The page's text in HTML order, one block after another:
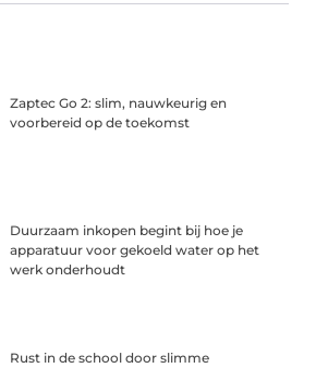
Zaptec Go 2: slim, nauwkeurig en
voorbereid op de toekomst
Duurzaam inkopen begint bij hoe je
apparatuur voor gekoeld water op het
werk onderhoudt
Rust in de school door slimme